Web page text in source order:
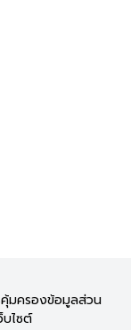
คุ้มครองข้อมูลส่วน
ไซต์